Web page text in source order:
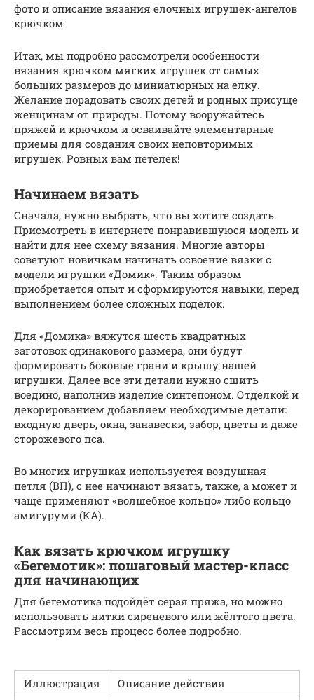
фото и описание вязания елочных игрушек-ангелов
крючком
Итак, мы подробно рассмотрели особенности
вязания крючком мягких игрушек от самых
больших размеров до миниатюрных на елку.
Желание порадовать своих детей и родных присуще
женщинам от природы. Потому вооружайтесь
пряжей и крючком и осваивайте элементарные
приемы для создания своих неповторимых
игрушек. Ровных вам петелек!
Начинаем вязать
Сначала, нужно выбрать, что вы хотите создать.
Присмотреть в интернете понравившуюся модель и
найти для нее схему вязания. Многие авторы
советуют новичкам начинать освоение вязки с
модели игрушки «Домик». Таким образом
приобретается опыт и сформируются навыки, перед
выполнением более сложных поделок.
Для «Домика» вяжутся шесть квадратных
заготовок одинакового размера, они будут
формировать боковые грани и крышу нашей
игрушки. Далее все эти детали нужно сшить
воедино, наполнив изделие синтепоном. Отделкой и
декорированием добавляем необходимые детали:
входную дверь, окна, занавески, забор, цветы и даже
сторожевого пса.
Во многих игрушках используется воздушная
петля (ВП), с нее начинают вязать, также, а может и
чаще применяют «волшебное кольцо» либо кольцо
амигуруми (КА).
Как вязать крючком игрушку
«Бегемотик»: пошаговый мастер-класс
для начинающих
Для бегемотика подойдёт серая пряжа, но можно
использовать нитки сиреневого или жёлтого цвета.
Рассмотрим весь процесс более подробно.
Иллюстрация
Описание действия